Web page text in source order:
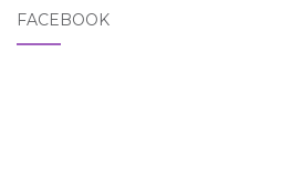
FACEBOOK